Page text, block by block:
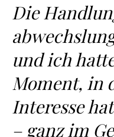
Die
und ich
Moment, in
Interesse
– ganz im